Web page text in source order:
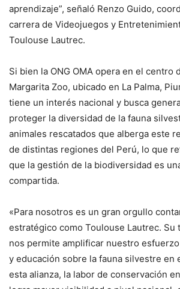
aprendizaje”, señaló Renzo Guido,
carrera de Videojuegos y
Toulouse Lautrec.
Si bien la ONG OMA opera en el centro
Margarita Zoo, ubicado en La Palma,
tiene un interés nacional y busca
proteger la diversidad de la fauna
animales rescatados que alberga este
de distintas regiones del Perú, lo que
que la gestión de la biodiversidad es
compartida.
«Para nosotros es un gran orgullo
estratégico como Toulouse Lautrec. Su
nos permite amplificar nuestro
y educación sobre la fauna silvestre en
esta alianza, la labor de conservación